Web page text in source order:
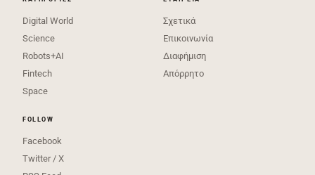
Digital World
Science
Robots+AI
Fintech
Space
Σχετικά
Επικοινωνία
Διαφήμιση
Απόρρητο
FOLLOW
Facebook
Twitter / X